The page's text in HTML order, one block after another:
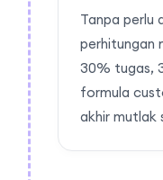
Tanpa perlu
perhitungan
30% tugas,
formula
akhir mutlak